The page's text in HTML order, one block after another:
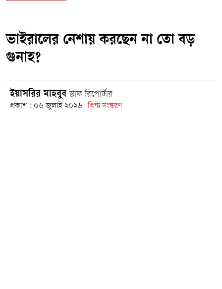
ভাইরালের নেশায় করছেন না তো বড়
গুনাহ?